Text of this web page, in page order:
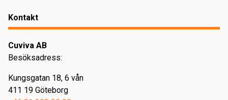
Kontakt
Cuviva AB
Besöksadress:
Kungsgatan 18, 6 vån
411 19 Göteborg